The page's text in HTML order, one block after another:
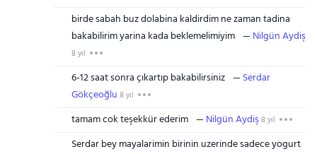
birde sabah buz dolabina kaldirdim ne zaman tadina
bakabilirim yarina kada beklemelimiyim
Nilgün Aydiş
8 yıl
6-12 saat sonra çıkartıp bakabilirsiniz
Serdar
Gökçeoğlu 8 yıl
tamam cok teşekkür ederim Nilgün Aydiş8 yıl
Serdar bey mayalarimin birinin uzerinde sadece yogurt